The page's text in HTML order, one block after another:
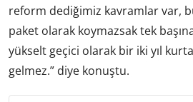
reform dediğimiz kavramlar var,
paket olarak koymazsak tek
yükselt geçici olarak bir iki yıl
gelmez.” diye konuştu.